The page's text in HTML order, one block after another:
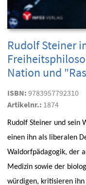
Rudolf Steiner
Nation und
ISBN: 9783957792310
Artikelnr.: 1874
Rudolf Steiner und sein
einen ihn als liberalen
Waldorfpädagogik, der
Medizin sowie der
würdigen, kritisieren ihn